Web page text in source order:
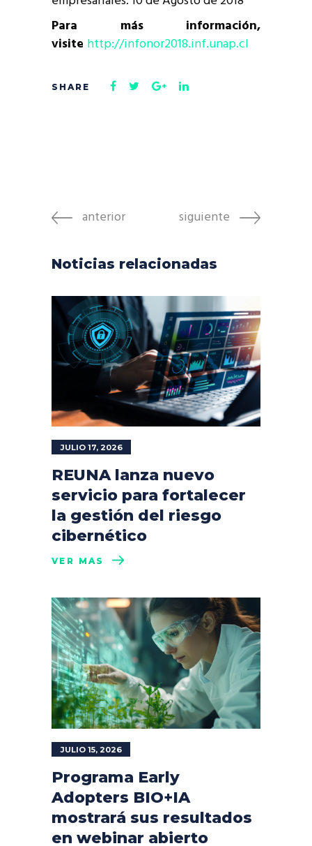
Para más información,
visite http://infonor2018.inf.unap.cl
anterior siguiente
Noticias relacionadas
JULIO 17, 2026
REUNA lanza nuevo
servicio para fortalecer
la gestión del riesgo
cibernético
VER MÁS
JULIO 15, 2026
Programa Early
Adopters BIO+IA
mostrará sus resultados
en webinar abierto